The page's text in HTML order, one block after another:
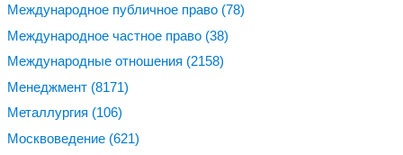
Международное публичное право (78)
Международное частное право (38)
Международные отношения (2158)
Менеджмент (8171)
Металлургия (106)
Москвоведение (621)